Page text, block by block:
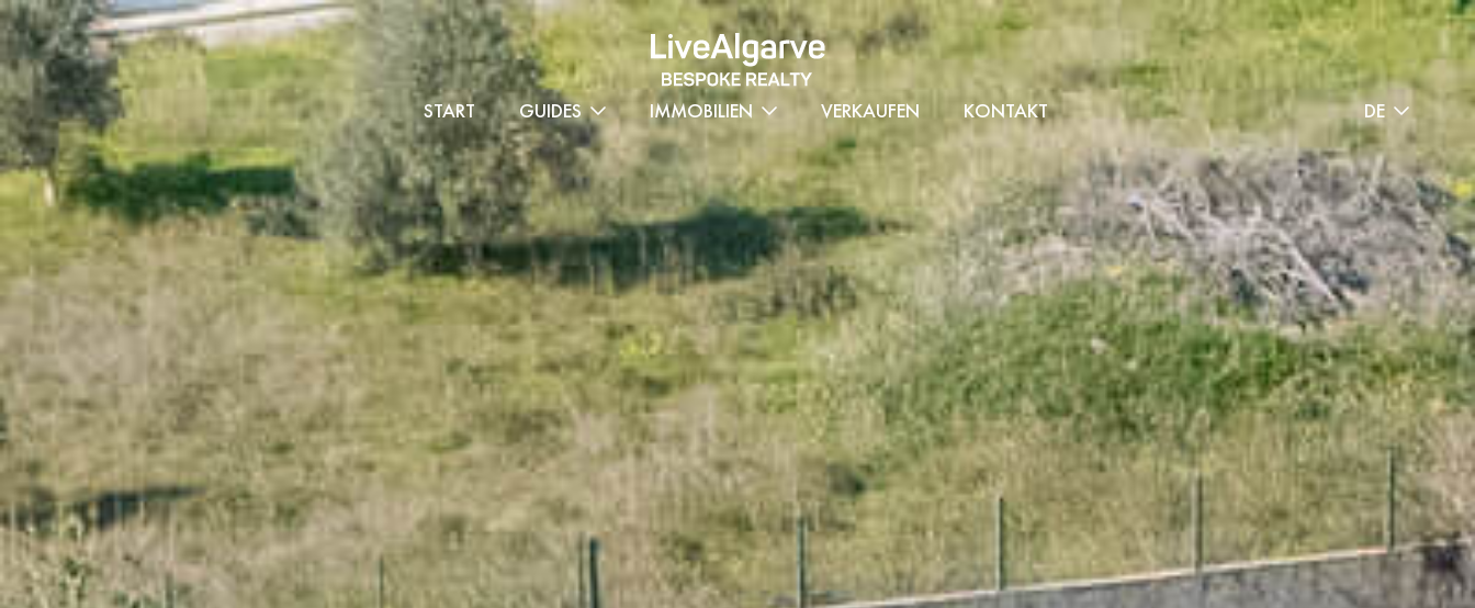
START GUIDES IMMOBILIEN VERKAUFEN KONTAKT DE